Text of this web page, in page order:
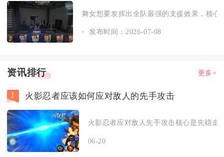
舞女想要发挥出全队最强的支援效果，核
发布时间：2026-07-08
资讯排行 更多+
1 火影忍者应该如何应对敌人的先手攻击
火影忍者应对敌人先手攻击核心是先稳走
06-20